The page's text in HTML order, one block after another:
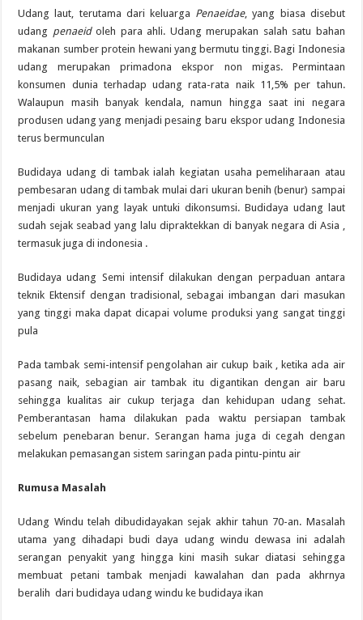
Udang laut, terutama dari keluarga Penaeidae, yang biasa disebut
udang penaeidoleh para ahli. Udang merupakan salah satu bahan
makanan sumber protein hewani yang bermutu tinggi. Bagi Indonesia
udang merupakan primadona ekspor non migas. Permintaan
konsumen dunia terhadap udang rata-rata naik 11,5% per tahun.
Walaupun masih banyak kendala, namun hingga saat ini negara
produsen udang yang menjadi pesaing baru ekspor udang Indonesia
terus bermunculan
Budidaya udang di tambak ialah kegiatan usaha pemeliharaan atau
pembesaran udang di tambak mulai dari ukuran benih (benur) sampai
menjadi ukuran yang layak untuki dikonsumsi. Budidaya udang laut
sudah sejak seabad yang lalu dipraktekkan di banyak negara di Asia ,
termasuk juga di indonesia .
Budidaya udang Semi intensif dilakukan dengan perpaduan antara
teknik Ektensif dengan tradisional, sebagai imbangan dari masukan
yang tinggi maka dapat dicapai volume produksi yang sangat tinggi
pula
Pada tambak semi-intensif pengolahan air cukup baik , ketika ada air
pasang naik, sebagian air tambak itu digantikan dengan air baru
sehingga kualitas air cukup terjaga dan kehidupan udang sehat.
Pemberantasan hama dilakukan pada waktu persiapan tambak
sebelum penebaran benur. Serangan hama juga di cegah dengan
melakukan pemasangan sistem saringan pada pintu-pintu air
Rumusa Masalah
Udang Windu telah dibudidayakan sejak akhir tahun 70-an. Masalah
utama yang dihadapi budi daya udang windu dewasa ini adalah
serangan penyakit yang hingga kini masih sukar diatasi sehingga
membuat petani tambak menjadi kawalahan dan pada akhrnya
beralih dari budidaya udang windu ke budidaya ikan